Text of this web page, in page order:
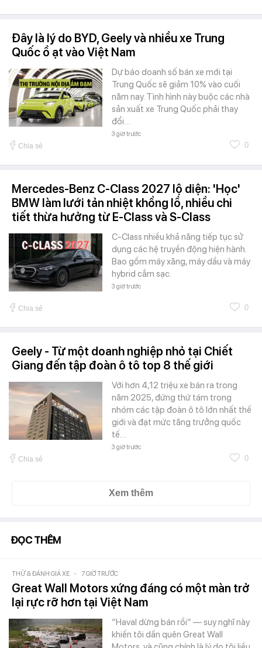
Đây là lý do BYD, Geely và nhiều xe Trung
Quốc ồ ạt vào Việt Nam
Dự báo doanh số bán xe mới tại
Trung Quốc sẽ giảm 10% vào cuối
năm nay. Tình hình này buộc các nhà
sản xuất xe Trung Quốc phải thay
đổi…
3 giờ trước
Chia sẻ 0
Mercedes-Benz C-Class 2027 lộ diện: 'Học'
BMW làm lưới tản nhiệt khổng lồ, nhiều chi
tiết thừa hưởng từ E-Class và S-Class
C-Class nhiều khả năng tiếp tục sử
dụng các hệ truyền động hiện hành.
Bao gồm máy xăng, máy dầu và máy
hybrid cắm sạc.
3 giờ trước
Chia sẻ 0
Geely - Từ một doanh nghiệp nhỏ tại Chiết
Giang đến tập đoàn ô tô top 8 thế giới
Với hơn 4,12 triệu xe bán ra trong
năm 2025, đứng thứ tám trong
nhóm các tập đoàn ô tô lớn nhất thế
giới và đạt mức tăng trưởng quốc
tế…
3 giờ trước
Chia sẻ 0
Xem thêm
ĐỌC THÊM
THỬ & ĐÁNH GIÁ XE - 7 GIỜ TRƯỚC
Great Wall Motors xứng đáng có một màn trở
lại rực rỡ hơn tại Việt Nam
“Haval dừng bán rồi” — suy nghĩ này
khiến tôi dần quên Great Wall